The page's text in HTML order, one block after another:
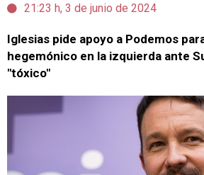
21:23 h, 3 de junio de 2024
Iglesias pide apoyo a Podemos
hegemónico en la izquierda ante
"tóxico"